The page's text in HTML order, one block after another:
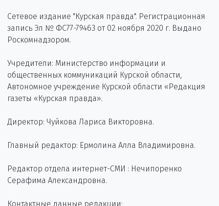
Сетевое издание "Курская правда". Регистрационная
запись Эл № ФС77-79463 от 02 ноября 2020 г. Выдано
Роскомнадзором.
Учредители: Министерство информации и
общественных коммуникаций Курской области,
Автономное учреждение Курской области «Редакция
газеты «Курская правда».
Директор: Чуйкова Лариса Викторовна.
Главный редактор: Ермолина Алла Владимировна.
Редактор отдела интернет-СМИ : Нечипоренко
Серафима Александровна.
Контактные данные редакции: